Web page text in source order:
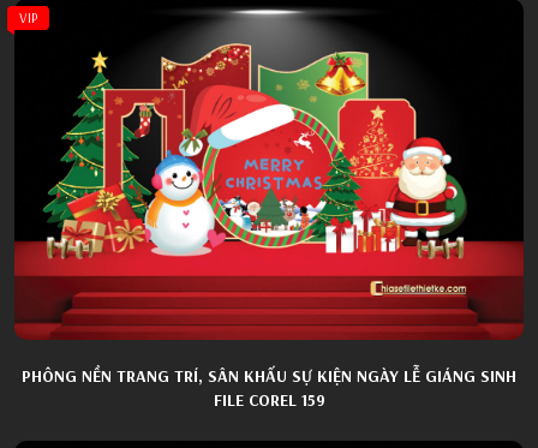
VIP
PHÔNG NỀN TRANG TRÍ, SÂN KHẤU SỰ KIỆN NGÀY LỄ GIÁNG SINH
FILE COREL 159